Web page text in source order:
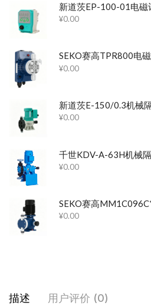
新道茨EP-100-01电磁
¥0.00
SEKO赛高TPR800电
¥0.00
新道茨E-150/0.3机械
¥0.00
千世KDV-A-63H机械
¥0.00
¥0.00
描述 用户评价 (0)